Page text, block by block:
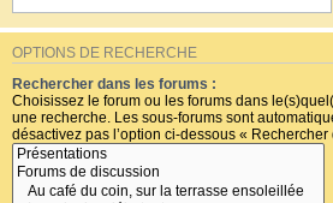
OPTIONS DE RECHERCHE
Rechercher dans les forums :
Choisissez le forum ou les forums dans
une recherche. Les sous-forums sont
désactivez pas l’option ci-dessous « Rechercher